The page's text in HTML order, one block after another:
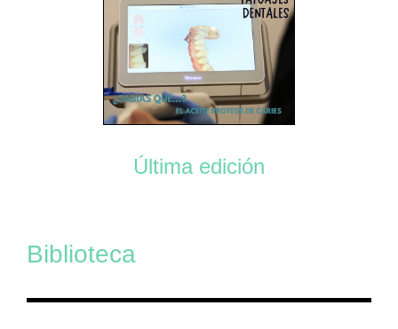
Última edición
Biblioteca